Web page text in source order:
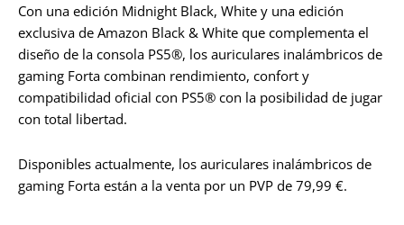
Con una edición Midnight Black, White y una edición
exclusiva de Amazon Black & White que complementa el
diseño de la consola PS5®, los auriculares inalámbricos de
gaming Forta combinan rendimiento, confort y
compatibilidad oficial con PS5® con la posibilidad de jugar
con total libertad.
Disponibles actualmente, los auriculares inalámbricos de
gaming Forta están a la venta por un PVP de 79,99 €.